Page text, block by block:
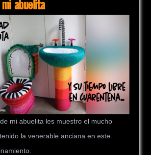
mi abuelita
mi abuelita les muestro el mucho
la venerable anciana en este